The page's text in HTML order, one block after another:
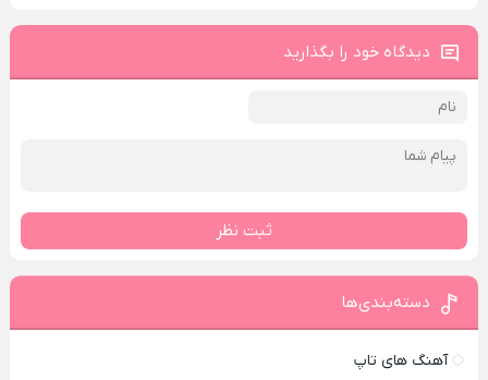
دیدگاه خود را بگذارید
ثبت نظر
دسته‌بندی‌ها
آهنگ های تاپ